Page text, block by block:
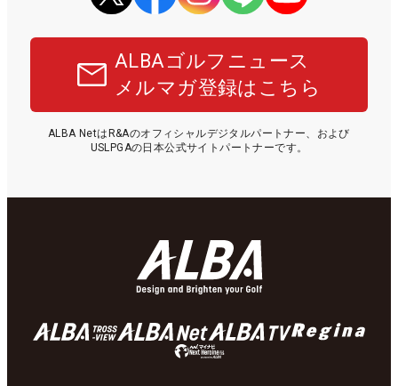
ALBAゴルフニュース
メルマガ登録はこちら
ALBA NetはR&Aのオフィシャルデジタルパートナー、および
USLPGAの日本公式サイトパートナーです。